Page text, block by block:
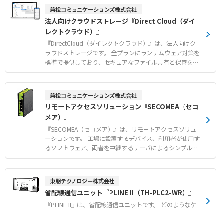
ーバーラック内における電源ケーブルの誤脱事故防止 ●
赤・青のカラーケーブルを用いたA系統・B系統の給電ライ
ン視覚管理 ●高い信頼性と安全性が求められるIT・通信イ
ンフラ設備への安定給電
N/CC-Link/CC-Link IF Field Basic/Ethernet/MODBUS/TCP
●スイッチ切替えで各種ネットワークへ接続！ ●盤内設置
から装置内へ簡単配線！ ●モジュール方式により最適シス
テム構成！ ●動作情報の記録機能でトラブルの未然防止・
発生対応をサポート！ （CC-Link IE TSN/Ethernet対応ネ
ットワークインタフェースユニット専用機能）
兼松コミュニケーションズ株式会社
法人向けクラウドストレージ『Direct Cloud（ダイ
レクトクラウド）』
『DirectCloud（ダイレクトクラウド）』は、法人向けク
ラウドストレージです。 全プランにランサムウェア対策を
標準で提供しており、セキュアなファイル共有と保管を実
現します。 エクスプローラーと全く同じ操作感で利用でき
るため、従来のファイルサーバーやNASからのスムーズな
採用しており、取引先を交えたゲスト招待や共有リンクの
発行を用いた脱PPAP対策にも貢献します。 きめ細やかな
アクセス制御や250種類の管理者操作ログ取得により、高
度なデータガバナンスを維持したまま組織のさまざまなデ
ータ活用を推進いたします。 【特徴】 ●全プラン標準提
供のランサムウェア対策による強固なセキュリティ ●ユー
ザー数無制限と最大30GBの大容量ファイル送受信対応 ●
待を活用した安全な社外ファイル共有と脱PPAP ●既存フ
ァイルサーバーやNASからの完全クラウド移行と運用コス
ト削減 ●250種類の操作ログ取得とアクセス制御によるデ
兼松コミュニケーションズ株式会社
リモートアクセスソリューション『SECOMEA（セコ
メア）』
『SECOMEA（セコメア）』は、リモートアクセスソリュ
ーションです。 工場に設置するデバイス、利用者が使用す
るソフトウェア、両者を中継するサーバによるシンプルな
構成でリモートアクセスを実現します。 エンドツーエンド
の強力な暗号化や多要素認証を採用し、第三者機関による
ォールでのポート開放が不要で、現場のデバイス設定を変
更することなく導入可能です。 さらに、さまざまなプロト
コルでデバイスからデータを集め、クラウドに転送するデ
東朋テクノロジー株式会社
省配線通信ユニット『PLINE II（TH-PLC2-WR）』
『PLINE II』は、省配線通信ユニットです。 どのようなケ